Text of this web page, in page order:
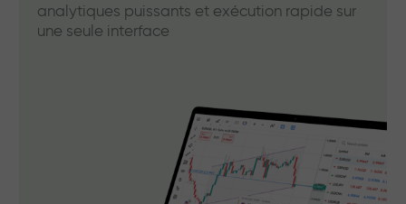
analytiques puissants et exécution rapide sur
une seule interface